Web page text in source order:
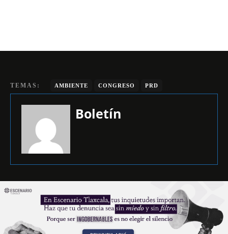
TEMAS: AMBIENTE CONGRESO PRD
Boletín